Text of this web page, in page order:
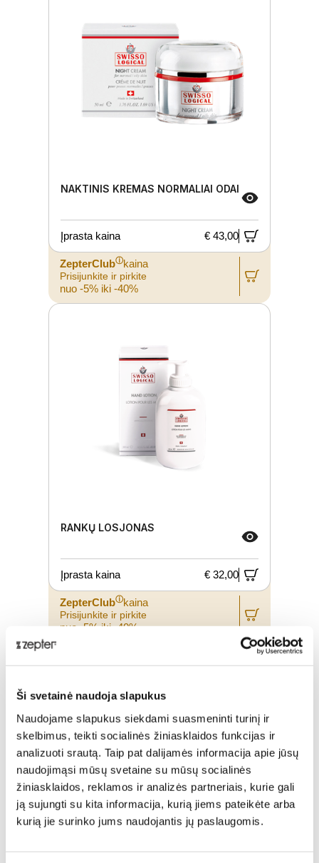
Ši svetainė naudoja slapukus
Naudojame slapukus siekdami suasmeninti turinį ir
skelbimus, teikti socialinės žiniasklaidos funkcijas ir
analizuoti srautą. Taip pat dalijamės informacija apie jūsų
naudojimąsi mūsų svetaine su mūsų socialinės
žiniasklaidos, reklamos ir analizės partneriais, kurie gali
ją sujungti su kita informacija, kurią jiems pateikėte arba
kurią jie surinko jums naudojantis jų paslaugomis.
NAKTINIS KREMAS NORMALIAI ODAI
Įprasta kaina € 43,00
ZepterClubⓘkaina
Prisijunkite ir pirkite
nuo -5% iki -40%
RANKŲ LOSJONAS
Įprasta kaina € 32,00
ZepterClubⓘkaina
Prisijunkite ir pirkite
nuo -5% iki -40%